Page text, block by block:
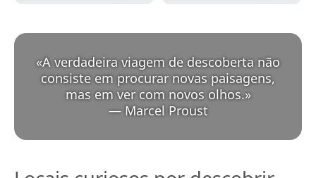
«A verdadeira viagem de descoberta não
consiste em procurar novas paisagens,
mas em ver com novos olhos. »
— Marcel Proust